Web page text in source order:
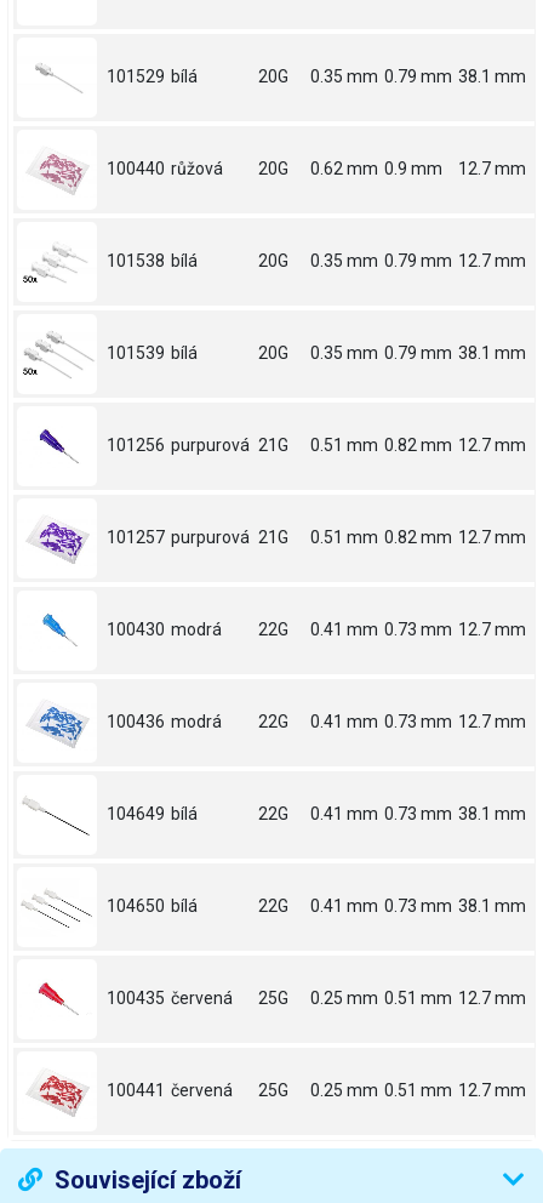
101529 bílá 20G 0.35 mm 0.79 mm 38.1 mm
100440 růžová 20G 0.62 mm 0.9 mm 12.7 mm
101538 bílá 20G 0.35 mm 0.79 mm 12.7 mm
101539 bílá 20G 0.35 mm 0.79 mm 38.1 mm
101256 purpurová 21G 0.51 mm 0.82 mm 12.7 mm
101257 purpurová 21G 0.51 mm 0.82 mm 12.7 mm
100430 modrá 22G 0.41 mm 0.73 mm 12.7 mm
100436 modrá 22G 0.41 mm 0.73 mm 12.7 mm
104649 bílá 22G 0.41 mm 0.73 mm 38.1 mm
104650 bílá 22G 0.41 mm 0.73 mm 38.1 mm
100435 červená 25G 0.25 mm 0.51 mm 12.7 mm
100441 červená 25G 0.25 mm 0.51 mm 12.7 mm
Související zboží